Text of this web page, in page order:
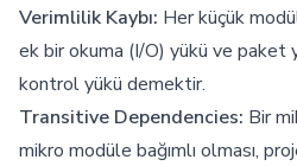
Verimlilik Kaybı: Her küçük
ek bir okuma (I/O) yükü ve paket
kontrol yükü demektir.
Transitive Dependencies: Bir
mikro modüle bağımlı olması,